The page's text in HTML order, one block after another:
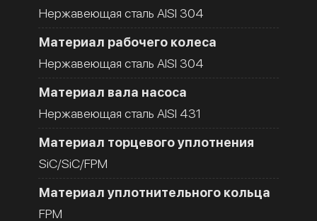
Нержавеющая сталь AISI 304
Материал рабочего колеса
Нержавеющая сталь AISI 304
Материал вала насоса
Нержавеющая сталь AISI 431
Материал торцевого уплотнения
SiC/SiC/FPM
Материал уплотнительного кольца
FPM